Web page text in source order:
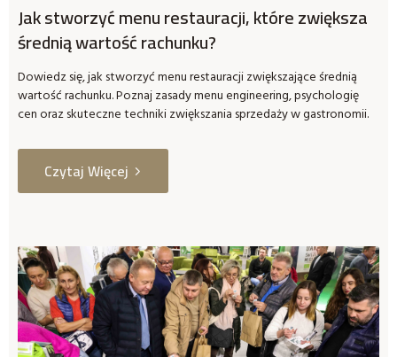
Jak stworzyć menu restauracji, które zwiększa
średnią wartość rachunku?
Dowiedz się, jak stworzyć menu restauracji zwiększające średnią
wartość rachunku. Poznaj zasady menu engineering, psychologię
cen oraz skuteczne techniki zwiększania sprzedaży w gastronomii.
Czytaj Więcej